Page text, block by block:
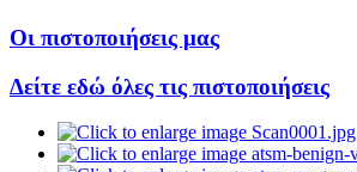
Οι πιστοποιήσεις μας
Δείτε εδώ όλες τις πιστοποιήσεις